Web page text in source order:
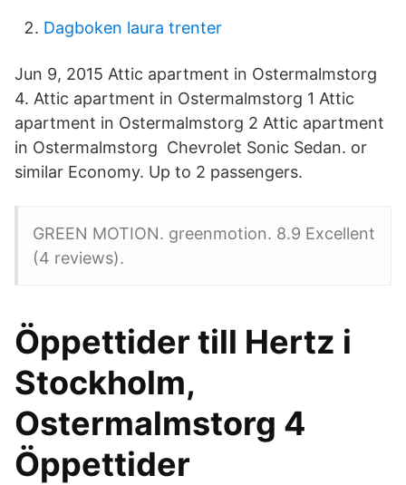
Dagboken laura trenter
Jun 9, 2015 Attic apartment in Ostermalmstorg
4. Attic apartment in Ostermalmstorg 1 Attic
apartment in Ostermalmstorg 2 Attic apartment
in Ostermalmstorg Chevrolet Sonic Sedan. or
similar Economy. Up to 2 passengers.
GREEN MOTION. greenmotion. 8.9 Excellent
(4 reviews).
Öppettider till Hertz i
Stockholm,
Ostermalmstorg 4
Öppettider